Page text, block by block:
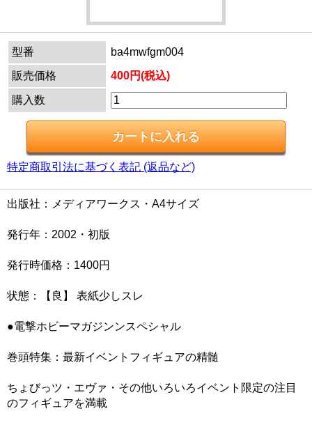
型番
ba4mwfgm004
販売価格
400円(税込)
購入数
特定商取引法に基づく表記 (返品など)
出版社：メディアワークス・A4サイズ
発行年：2002・初版
発行時価格：1400円
状態：【良】 表紙少しスレ
●電撃ホビーマガジンンスペシャル
巻頭特集：最新イベントフィギュアの精髄
ちょびっツ・エヴァ・その他いろいろイベント限定の注目
のフィギュアを満載